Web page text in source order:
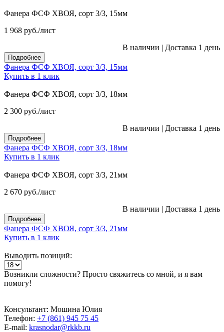
Фанера ФСФ ХВОЯ, сорт 3/3, 15мм
1 968 руб./лист
В наличии | Доставка 1 день
Подробнее
Фанера ФСФ ХВОЯ, сорт 3/3, 15мм
Купить в 1 клик
Фанера ФСФ ХВОЯ, сорт 3/3, 18мм
2 300 руб./лист
В наличии | Доставка 1 день
Подробнее
Фанера ФСФ ХВОЯ, сорт 3/3, 18мм
Купить в 1 клик
Фанера ФСФ ХВОЯ, сорт 3/3, 21мм
2 670 руб./лист
В наличии | Доставка 1 день
Подробнее
Фанера ФСФ ХВОЯ, сорт 3/3, 21мм
Купить в 1 клик
Выводить позиций:
Возникли сложности? Просто свяжитесь со мной, и я вам
помогу!
Консультант: Мошина Юлия
Телефон: +7 (861) 945 75 45
E-mail: krasnodar@rkkb.ru